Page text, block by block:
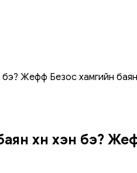
бэ? Жефф Безос хамгийн
хүн хэн бэ?